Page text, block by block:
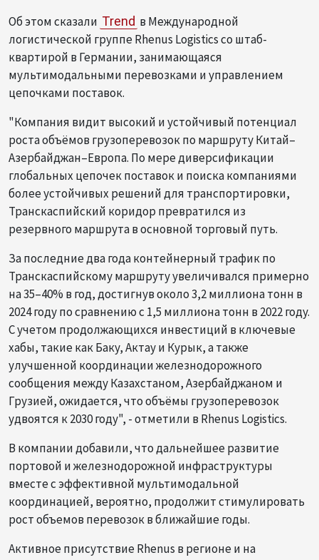
Об этом сказали Trend в Международной
логистической группе Rhenus Logistics со штаб-
квартирой в Германии, занимающаяся
мультимодальными перевозками и управлением
цепочками поставок.
"Компания видит высокий и устойчивый потенциал
роста объёмов грузоперевозок по маршруту Китай–
Азербайджан–Европа. По мере диверсификации
глобальных цепочек поставок и поиска компаниями
более устойчивых решений для транспортировки,
Транскаспийский коридор превратился из
резервного маршрута в основной торговый путь.
За последние два года контейнерный трафик по
Транскаспийскому маршруту увеличивался примерно
на 35–40% в год, достигнув около 3,2 миллиона тонн в
2024 году по сравнению с 1,5 миллиона тонн в 2022 году.
С учетом продолжающихся инвестиций в ключевые
хабы, такие как Баку, Актау и Курык, а также
улучшенной координации железнодорожного
сообщения между Казахстаном, Азербайджаном и
Грузией, ожидается, что объёмы грузоперевозок
удвоятся к 2030 году", - отметили в Rhenus Logistics.
В компании добавили, что дальнейшее развитие
портовой и железнодорожной инфраструктуры
вместе с эффективной мультимодальной
координацией, вероятно, продолжит стимулировать
рост объемов перевозок в ближайшие годы.
Активное присутствие Rhenus в регионе и на